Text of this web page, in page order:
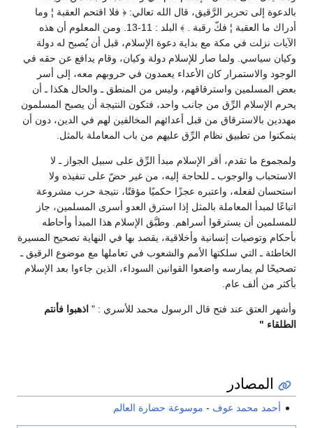
بالدعوة إلى تحرير الرَّقيق، قال الله تعالي: ﴿ فلا اقتحم العقبة ¦ وما
أدراك ما العقبة ¦ فكّ رقبة . ﴾ البلد : 11-13. ومن المعلوم أن هذه
الآيات نزلت في مكة مع بداية دعوة الإسلام، قبل أن يُصبح له دولة
وكيان سياسي. ولما صار للإسلام دولة وكيان، وقام يدافع عن حقه في
الوجود والاستمرار كان الأعداء يعمدون في حروبهم معه، إلى أسر
بعض المسلمين واسترقاقهم، وليس من المنطق ـ والحال هكذا ـ أن
يحرم الإسلام الرِّق من جانب واحد، فتكون النتيجة أن يصبح المسلمون
مهددين بالاسترقاق من قبل أعدائهم المخالفين لهم في الدين، دون أن
يتمكنوا من تطبيق نظام الرِّق عليهم من باب المعاملة بالمثل.
ولمجموع ما تقدم، أقر الإسلام مبدأ الرِّق على سبيل الجواز ـ لا
الاستحباب والوجوب ـ للحاجة إليه، من غير حضّ على تنفيذه ولا
استحسان لفعله، واعتبره عجزًا حكميًا مؤقتًا، نتيجة حرب مشروعة
اتباعًا لمبدأ المعاملة بالمثل إذا استرق العدو أسرى المسلمين، جاز
للمسلمين أن يسترقوا أسراهم. وطبَّق الإسلام هذا المبدأ وأحاطه
بأحكام وتوصيات إنسانية وأخلاقية، يقصد بها في النهاية تصحيح المسيرة
الخاطئة ـ التي سلكتها الأمم والشعوب في تعاملها مع موضوع الرقيق ـ
تصحيحًا لم يمارسه واضعوا القوانين السوداء، الذين جاءوا بعد الإسلام
بأكثر من ألف عام.
وأشهر العتق عند فتح قال الرسول محمد للأسري : " اذهبوا فأنتم
الطلقاء "
المصادر
أحمد محمد عوف - موسوعة حضارة العالم